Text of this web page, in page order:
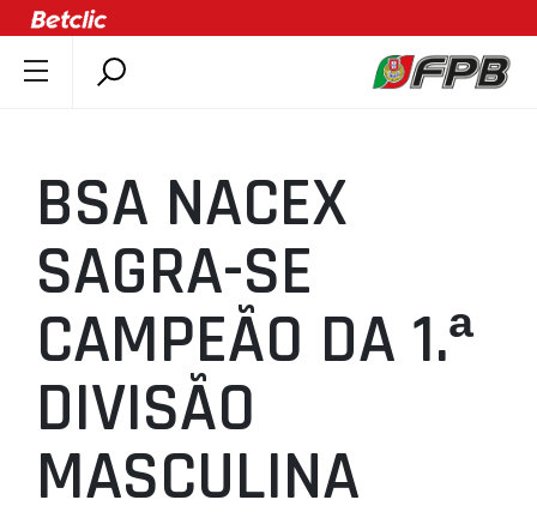
ÚLTIMAS
COMPETIÇÕES
ASSOCIAÇÕES
CLUBES
AGENTES
AGENDA
SELEÇÕES
MINIBASQUETE
BSA NACEX
SAGRA-SE
CAMPEÃO DA 1.ª
DIVISÃO
MASCULINA